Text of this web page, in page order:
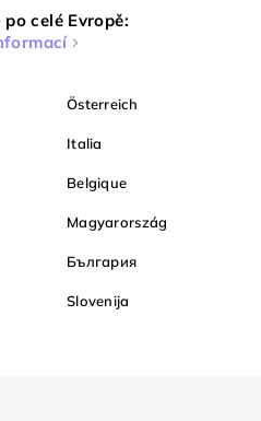
celé Evropě:
Österreich
Italia
Belgique
Magyarország
България
Slovenija